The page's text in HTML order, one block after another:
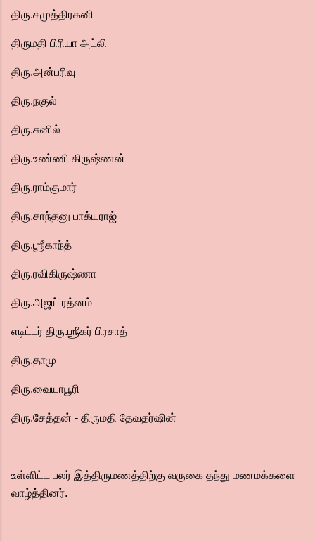
திரு.சமுத்திரகனி
திருமதி பிரியா அட்லி
திரு.அன்பரிவு
திரு.நகுல்
திரு.சுனில்
திரு.உண்ணி கிருஷ்ணன்
திரு.ராம்குமார்
திரு.சாந்தனு பாக்யராஜ்
திரு.ஶ்ரீகாந்த்
திரு.ரவிகிருஷ்ணா
திரு.அஜய் ரத்னம்
எடிட்டர் திரு.ஶ்ரீகர் பிரசாத்
திரு.தாமு
திரு.வையாபூரி
திரு.சேத்தன் - திருமதி தேவதர்ஷின்
உள்ளிட்ட பலர் இத்திருமணத்திற்கு வருகை தந்து மணமக்களை
வாழ்த்தினர்.